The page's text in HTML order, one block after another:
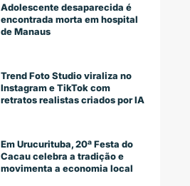
Adolescente desaparecida é
encontrada morta em hospital
de Manaus
Trend Foto Studio viraliza no
Instagram e TikTok com
retratos realistas criados por IA
Em Urucurituba, 20ª Festa do
Cacau celebra a tradição e
movimenta a economia local